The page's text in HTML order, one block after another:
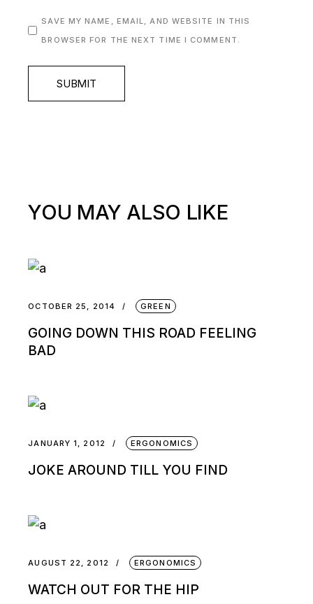
SAVE MY NAME, EMAIL, AND WEBSITE IN THIS
BROWSER FOR THE NEXT TIME I COMMENT.
SUBMIT
YOU MAY ALSO LIKE
OCTOBER 25, 2014 GREEN
GOING DOWN THIS ROAD FEELING
BAD
JANUARY 1, 2012 ERGONOMICS
JOKE AROUND TILL YOU FIND
AUGUST 22, 2012 ERGONOMICS
WATCH OUT FOR THE HIP